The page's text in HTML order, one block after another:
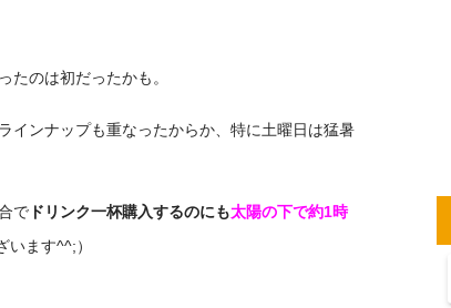
たのは初だったかも。
インナップも重なったからか、特に土曜日は猛暑
で ドリンク一杯購入するのにも太陽の下で約1時
います^^;）